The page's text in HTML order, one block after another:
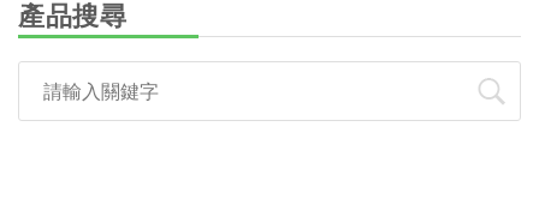
產品搜尋